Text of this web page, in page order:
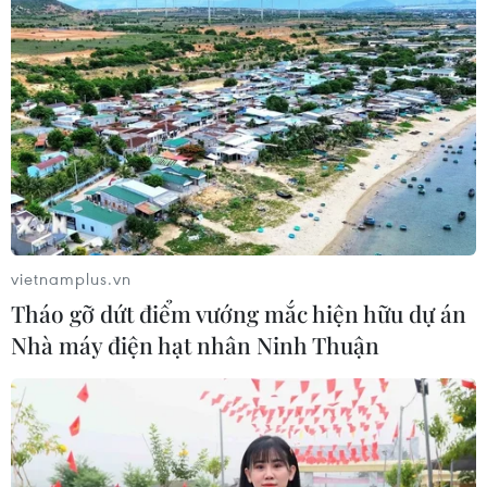
07/08/2026 12:26
Phát hiện đối tượng tàng trữ trái
phép vũ khí quân dụng
07/08/2026 12:25
Hai người trọng thương do cây đổ
ngang đường đè trúng
07/08/2026 12:16
Cảnh báo lũ trên lưu vực sông Thao
tại trạm Yên Bái
07/08/2026 11:51
vietnamplus.vn
Tháo gỡ dứt điểm vướng mắc hiện hữu dự án
Nhà máy điện hạt nhân Ninh Thuận